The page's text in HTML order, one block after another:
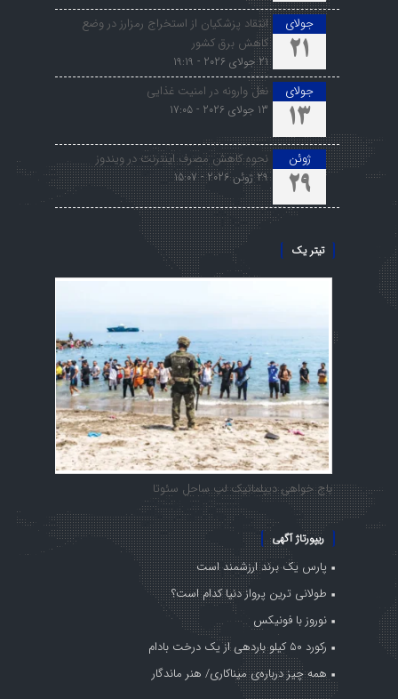
جولای
21
انتقاد پزشکیان از استخراج رمزارز در وضع
کاهش برق کشور
21 جولای 2026 - 19:19
جولای
13
نعل وارونه در امنیت غذایی
13 جولای 2026 - 17:05
ژوئن
29
نحوه کاهش مصرف اینترنت در ویندوز
29 ژوئن 2026 - 15:07
تیتر یک
باج خواهی دیپلماتیک لب ساحل سئوتا
ریپورتاژ آگهی
پارس یک برند ارزشمند است
طولانی ترین پرواز دنیا کدام است؟
نوروز با فونیکس
رکورد ۵۰ کیلو باردهی از یک درخت بادام
همه چیز درباره‌ی میناکاری/ هنر ماندگار